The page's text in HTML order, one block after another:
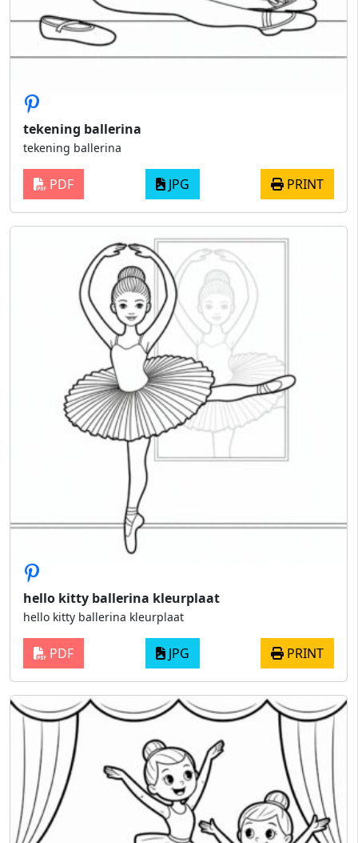
tekening ballerina
tekening ballerina
PDF JPG PRINT
hello kitty ballerina kleurplaat
hello kitty ballerina kleurplaat
PDF JPG PRINT